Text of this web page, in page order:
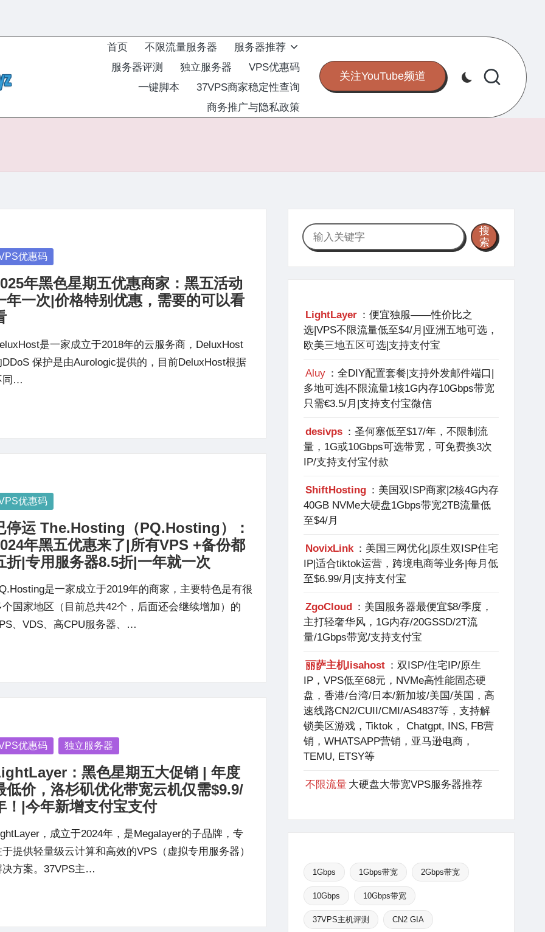
首页 不限流量服务器
服务器推荐
服务器评测
独立服务器
VPS优惠码
一键脚本
37VPS商家稳定性查询
商务推广与隐私政策
关注YouTube频道
优惠码
年黑色星期五优惠商家：黑五活动
年一次|价格特别优惠，需要的可以看
是一家成立于2018年的云服务商，DeluxHost
DDoS 保护是由Aurologic提供的，目前DeluxHost根据
同…
优惠码
停运 The.Hosting（PQ.Hosting）：
年黑五优惠来了|所有VPS +备份都
折|专用服务器8.5折|一年就一次
是一家成立于2019年的商家，主要特色是有很
个国家地区（目前总共42个，后面还会继续增加）的
、VDS、高CPU服务器、…
优惠码 独立服务器
：黑色星期五大促销 | 年度
低价，洛杉矶优化带宽云机仅需$9.9/
！|今年新增支付宝支付
，成立于2024年，是Megalayer的子品牌，专
于提供轻量级云计算和高效的VPS（虚拟专用服务器）
决方案。37VPS主…
搜
索
搜
索
LightLayer ：便宜独服——性价比之
选|VPS不限流量低至$4/月|亚洲五地可选，
欧美三地五区可选|支持支付宝
Aluy ：全DIY配置套餐|支持外发邮件端口|
多地可选|不限流量1核1G内存10Gbps带宽
只需€3.5/月|支持支付宝微信
desivps ：圣何塞低至$17/年，不限制流
量，1G或10Gbps可选带宽，可免费换3次
IP/支持支付宝付款
ShiftHosting ：美国双ISP商家|2核4G内存
40GB NVMe大硬盘1Gbps带宽2TB流量低
至$4/月
NovixLink ：美国三网优化|原生双ISP住宅
IP|适合tiktok运营，跨境电商等业务|每月低
至$6.99/月|支持支付宝
ZgoCloud ：美国服务器最便宜$8/季度，
主打轻奢华风，1G内存/20GSSD/2T流
量/1Gbps带宽/支持支付宝
丽萨主机lisahost ：双ISP/住宅IP/原生
IP，VPS低至68元，NVMe高性能固态硬
盘，香港/台湾/日本/新加坡/美国/英国，高
速线路CN2/CUII/CMI/AS4837等，支持解
锁美区游戏，Tiktok， Chatgpt, INS, FB营
销，WHATSAPP营销，亚马逊电商，
TEMU, ETSY等
不限流量 大硬盘大带宽VPS服务器推荐
1Gbps 1Gbps带宽 2Gbps带宽
10Gbps 10Gbps带宽
37VPS主机评测 CN2 GIA